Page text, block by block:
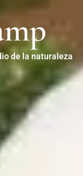
de la naturaleza